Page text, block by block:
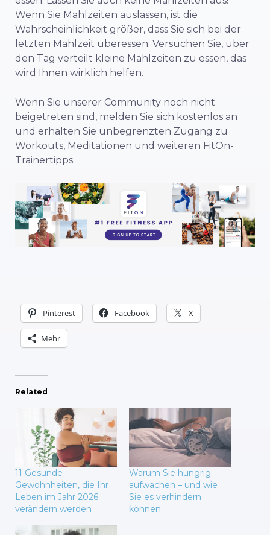
Wenn Sie Mahlzeiten auslassen, ist die
Wahrscheinlichkeit größer, dass Sie sich bei der
letzten Mahlzeit überessen. Versuchen Sie, über
den Tag verteilt kleine Mahlzeiten zu essen, das
wird Ihnen wirklich helfen.
Wenn Sie unserer Community noch nicht
beigetreten sind, melden Sie sich kostenlos an
und erhalten Sie unbegrenzten Zugang zu
Workouts, Meditationen und weiteren FitOn-
Trainertipps.
Pinterest Facebook X
Mehr
Related
11 Gesunde
Gewohnheiten, die Ihr
Leben im Jahr 2026
verändern werden
Warum Sie hungrig
aufwachen – und wie
Sie es verhindern
können